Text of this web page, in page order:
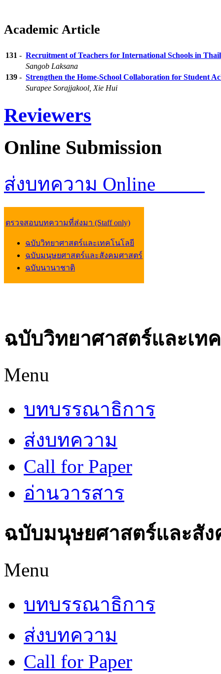
Academic Article
131 - Recruitment of Teachers for International Schools in
Sangob Laksana
139 - Strengthen the Home-School Collaboration for Student
Surapee Sorajjakool, Xie Hui
Reviewers
Online Submission
ส่งบทความ Online
ตรวจสอบบทความที่ส่งมา (Staff only)
ฉบับวิทยาศาสตร์และเทคโนโลยี
ฉบับมนุษยศาสตร์และสังคมศาสตร์
ฉบับนานาชาติ
ฉบับวิทยาศาสตร์และเท
Menu
บทบรรณาธิการ
ส่งบทความ
Call for Paper
อ่านวารสาร
ฉบับมนุษยศาสตร์และสัง
Menu
บทบรรณาธิการ
ส่งบทความ
Call for Paper